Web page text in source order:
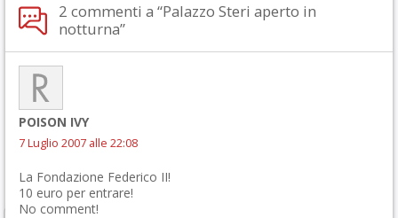
2 commenti a “Palazzo Steri aperto in
notturna”
POISON IVY
7 Luglio 2007 alle 22:08
La Fondazione Federico II!
10 euro per entrare!
No comment!